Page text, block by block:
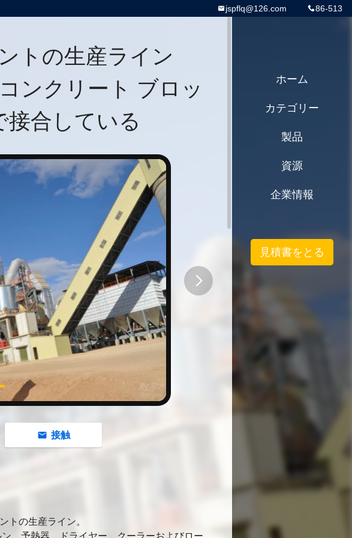
86-513
jspflq@126.com
トの生産ライン
ンクリート ブロッ
合している
接触
トの生産ライン。
ホーム
カテゴリー
製品
資源
企業情報
見積書をとる